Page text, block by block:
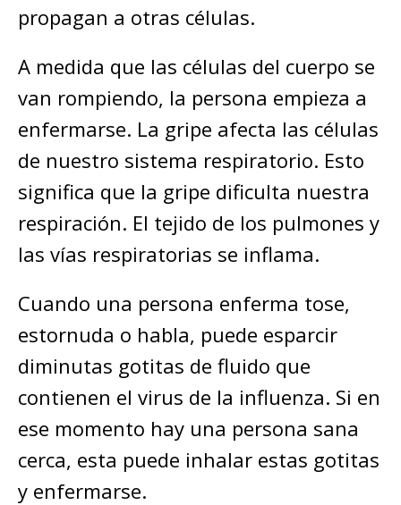
propagan a otras células.
A medida que las células del cuerpo se
van rompiendo, la persona empieza a
enfermarse. La gripe afecta las células
de nuestro sistema respiratorio. Esto
significa que la gripe dificulta nuestra
respiración. El tejido de los pulmones y
las vías respiratorias se inflama.
Cuando una persona enferma tose,
estornuda o habla, puede esparcir
diminutas gotitas de fluido que
contienen el virus de la influenza. Si en
ese momento hay una persona sana
cerca, esta puede inhalar estas gotitas
y enfermarse.